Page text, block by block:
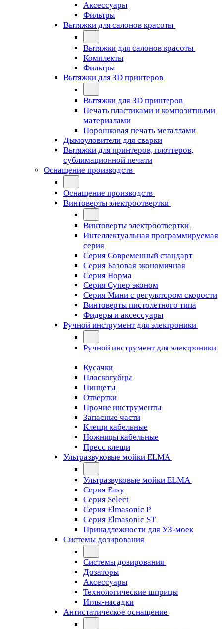
Аксессуары
Фильтры
Вытяжки для салонов красоты
Вытяжки для салонов красоты
Комплекты
Фильтры
Вытяжки для 3D принтеров
Вытяжки для 3D принтеров
Печать пластиками и композитными
материалами
Порошковая печать металлами
Дымоуловители для сварки
Вытяжки для принтеров, плоттеров,
сублимационной печати
Оснащение производств
Оснащение производств
Винтоверты электроотвертки
Винтоверты электроотвертки
Интеллектуальная программируемая
серия
Серия Современный стандарт
Серия Базовая экономичная
Серия Норма
Серия Cупер эконом
Серия Мини с регулятором скорости
Винтоверты пистолетного типа
Фидеры и аксессуары
Ручной инструмент для электроники
Ручной инструмент для электроники
Кусачки
Плоскогубцы
Пинцеты
Отвертки
Прочие инструменты
Запасные части
Клещи кабельные
Ножницы кабельные
Пресс клещи
Ультразвуковые мойки ELMA
Ультразвуковые мойки ELMA
Серия Easy
Серия Select
Серия Elmasonic P
Серия Elmasonic ST
Принадлежности для УЗ-моек
Системы дозирования
Системы дозирования
Дозаторы
Аксессуары
Технологические шприцы
Иглы-насадки
Антистатическое оснащение